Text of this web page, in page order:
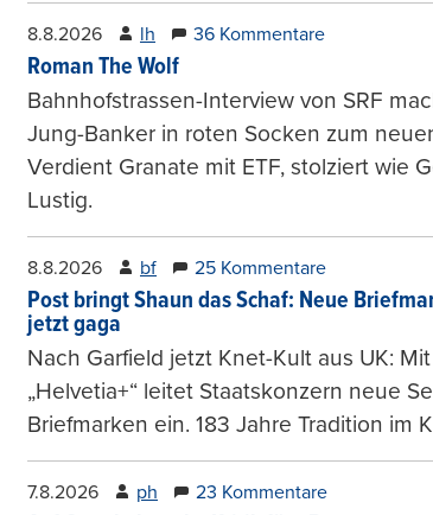
8.8.2026 lh 36 Kommentare
Roman The Wolf
Bahnhofstrassen-Interview von SRF
Jung-Banker in roten Socken zum
Verdient Granate mit ETF, stolziert wie
Lustig.
8.8.2026 bf 25 Kommentare
Post bringt Shaun das Schaf: Neue
jetzt gaga
Nach Garfield jetzt Knet-Kult aus UK: Mit
„Helvetia+“ leitet Staatskonzern neue
Briefmarken ein. 183 Jahre Tradition im
7.8.2026 ph 23 Kommentare